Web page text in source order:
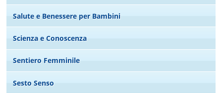
Salute e Benessere per Bambini
Scienza e Conoscenza
Sentiero Femminile
Sesto Senso